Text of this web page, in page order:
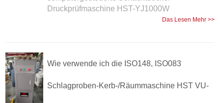
Druckprüfmaschine HST-YJ1000W
Das Lesen Mehr >>
Wie verwende ich die ISO148, ISO083
Schlagproben-Kerb-/Räummaschine HST VU-